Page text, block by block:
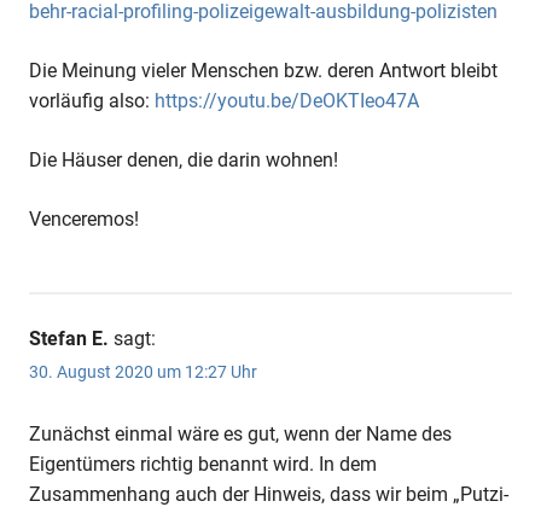
behr-racial-profiling-polizeigewalt-ausbildung-polizisten
Die Meinung vieler Menschen bzw. deren Antwort bleibt
vorläufig also: https://youtu.be/DeOKTIeo47A
Die Häuser denen, die darin wohnen!
Venceremos!
Stefan E. sagt:
30. August 2020 um 12:27 Uhr
Zunächst einmal wäre es gut, wenn der Name des
Eigentümers richtig benannt wird. In dem
Zusammenhang auch der Hinweis, dass wir beim „Putzi-